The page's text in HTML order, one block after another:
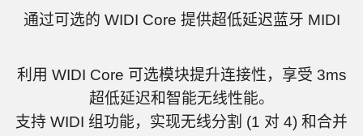
通过可选的 WIDI Core 提供超低延迟蓝牙 MIDI
利用 WIDI Core 可选模块提升连接性，享受 3ms
超低延迟和智能无线性能。
支持 WIDI 组功能，实现无线分割 (1 对 4) 和合并